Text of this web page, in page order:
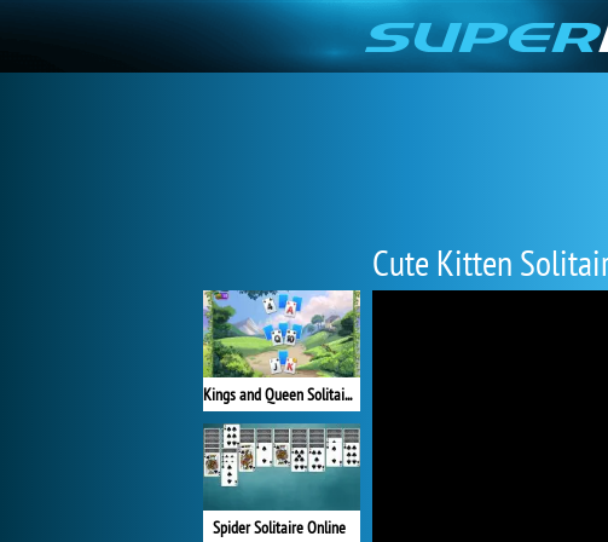
Cute Kitten
Kings and Queen Solitaire Tripeaks
Spider Solitaire Online